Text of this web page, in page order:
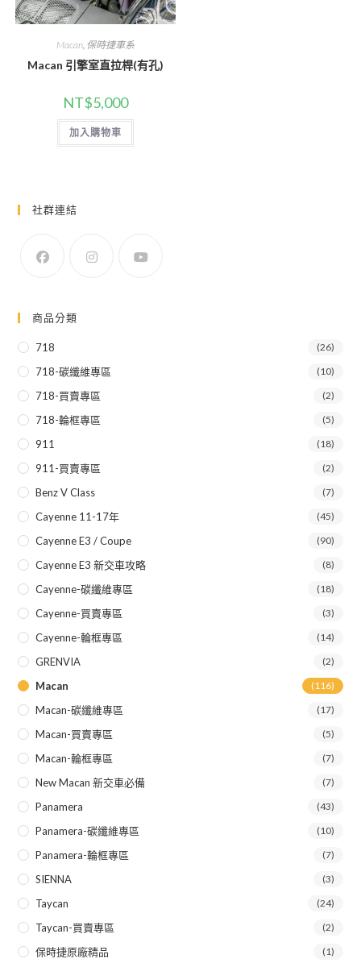
Macan, 保時捷車系
Macan 引擎室直拉桿(有孔)
NT$5,000
加入購物車
社群連結
商品分類
718 (26)
718-碳纖維專區 (10)
718-買賣專區 (2)
718-輪框專區 (5)
911 (18)
911-買賣專區 (2)
Benz V Class (7)
Cayenne 11-17年 (45)
Cayenne E3 / Coupe (90)
Cayenne E3 新交車攻略 (8)
Cayenne-碳纖維專區 (18)
Cayenne-買賣專區 (3)
Cayenne-輪框專區 (14)
GRENVIA (2)
Macan (116)
Macan-碳纖維專區 (17)
Macan-買賣專區 (5)
Macan-輪框專區 (7)
New Macan 新交車必備 (7)
Panamera (43)
Panamera-碳纖維專區 (10)
Panamera-輪框專區 (7)
SIENNA (3)
Taycan (24)
Taycan-買賣專區 (2)
保時捷原廠精品 (1)